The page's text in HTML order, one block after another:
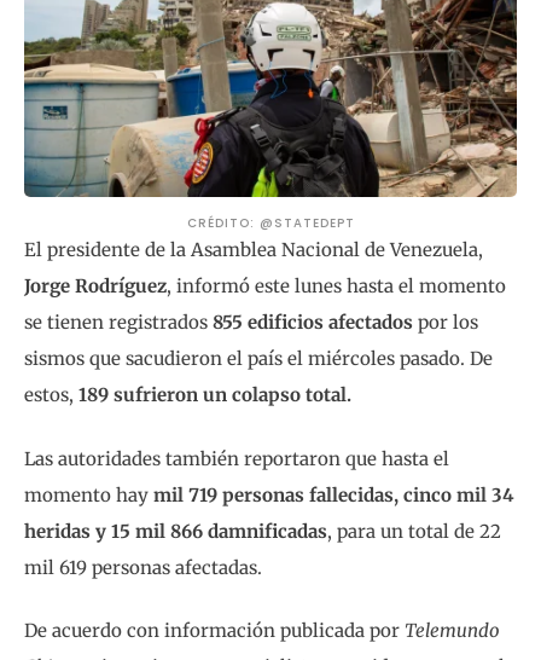
CRÉDITO: @STATEDEPT
El presidente de la Asamblea Nacional de Venezuela,
Jorge Rodríguez, informó este lunes hasta el momento
se tienen registrados 855 edificios afectados por los
sismos que sacudieron el país el miércoles pasado. De
estos, 189 sufrieron un colapso total.
Las autoridades también reportaron que hasta el
momento hay mil 719 personas fallecidas, cinco mil 34
heridas y 15 mil 866 damnificadas, para un total de 22
mil 619 personas afectadas.
De acuerdo con información publicada por Telemundo